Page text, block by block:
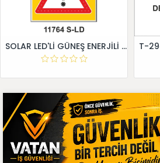
SOLAR LED'Lİ GÜNEŞ ENERJİLİ LEVHA